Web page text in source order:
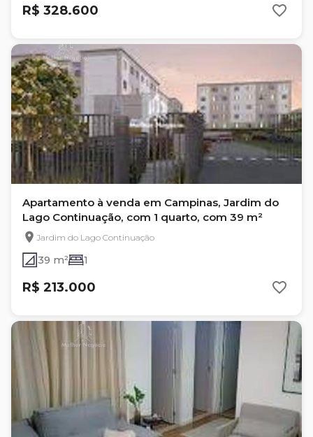
R$ 328.600
Apartamento à venda em Campinas, Jardim do
Lago Continuação, com 1 quarto, com 39 m²
Jardim do Lago Continuação
39 m² 1
R$ 213.000